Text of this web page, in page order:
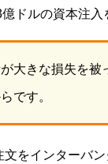
ドルの資本注入
大きな損失を
です。
文をインターバ